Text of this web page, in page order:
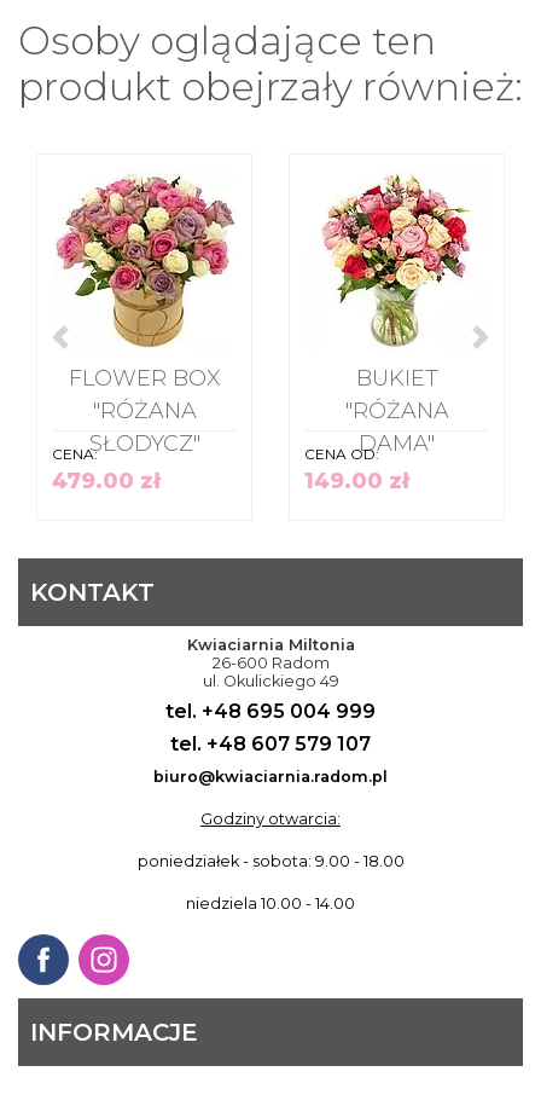
Osoby oglądające ten
produkt obejrzały również:
FLOWER BOX
"RÓŻANA
SŁODYCZ"
CENA:
479.00 zł
BUKIET
"RÓŻANA
DAMA"
CENA OD:
149.00 zł
INFORMACJE
KONTAKT
Kwiaciarnia Miltonia
26-600 Radom
ul. Okulickiego 49
tel. +48 695 004 999
tel. +48 607 579 107
biuro@kwiaciarnia.radom.pl
Godziny otwarcia:
poniedziałek - sobota: 9.00 - 18.00
niedziela 10.00 - 14.00